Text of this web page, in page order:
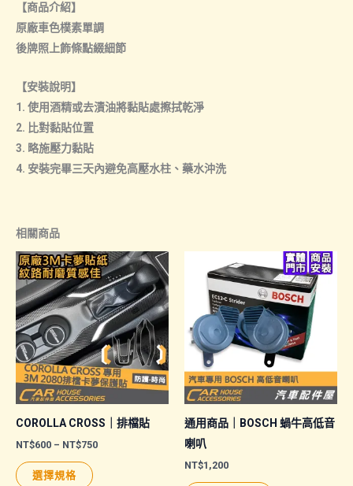
【商品介紹】
原廠車色樸素單調
後牌照上飾條點綴細節
【安裝說明】
1. 使用酒精或去漬油將黏貼處擦拭乾淨
2. 比對黏貼位置
3. 略施壓力黏貼
4. 安裝完畢三天內避免高壓水柱、藥水沖洗
相關商品
COROLLA CROSS｜排檔貼
NT$600 – NT$750價
選擇規格
通用商品｜BOSCH 蝸牛高低音
喇叭
NT$1,200